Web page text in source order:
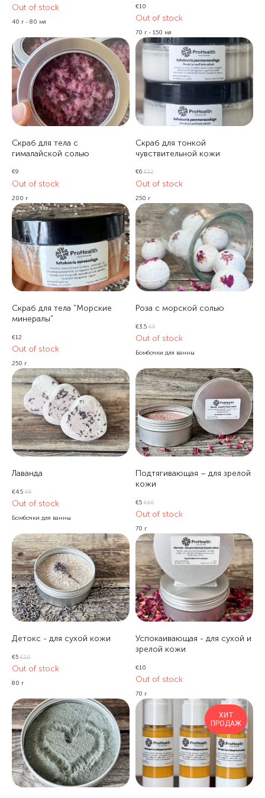
Out of stock
40 г - 80 мл
€10
Out of stock
70 г - 150 мл
Скраб для тела с
гималайской солью
€9
Out of stock
200 г
Скраб для тонкой
чувствительной кожи
€6 €12
Out of stock
250 г
Скраб для тела "Морские
минералы"
€12
Out of stock
250 г
Роза с морской солью
€3.5 €5
Out of stock
Бомбочки для ванны
Лаванда
€4.5 €6
Out of stock
Бомбочки для ванны
Подтягивающая – для зрелой
кожи
€5 €10
Out of stock
70 г
Детокс - для сухой кожи
€5 €10
Out of stock
80 г
Успокаивающая - для сухой и
зрелой кожи
€10
Out of stock
70 г
ХИТ
ПРОДАЖ